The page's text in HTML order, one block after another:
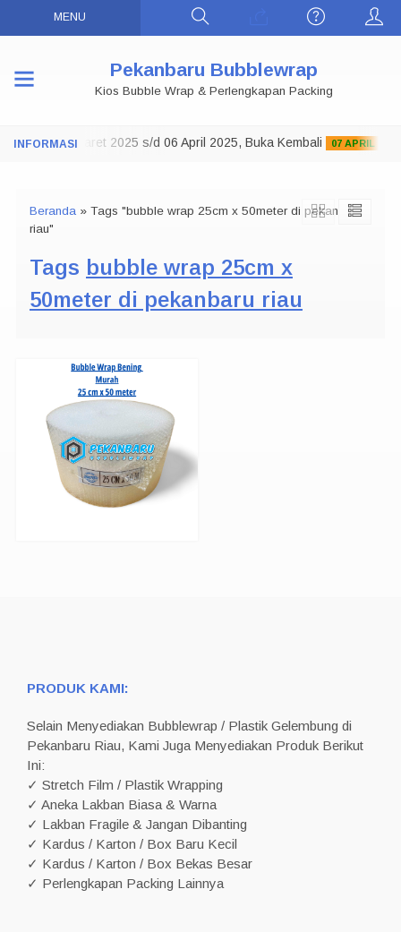
MENU
Pekanbaru Bubblewrap
Kios Bubble Wrap & Perlengkapan Packing
Tutup 29 Maret 2025 s/d 06 April 2025, Buka Kembali 07 APRIL 2025
Beranda » Tags "bubble wrap 25cm x 50meter di pekanbaru
riau"
Tags bubble wrap 25cm x
50meter di pekanbaru riau
PRODUK KAMI:
Selain Menyediakan Bubblewrap / Plastik Gelembung di
Pekanbaru Riau, Kami Juga Menyediakan Produk Berikut
Ini:
✓ Stretch Film / Plastik Wrapping
✓ Aneka Lakban Biasa & Warna
✓ Lakban Fragile & Jangan Dibanting
✓ Kardus / Karton / Box Baru Kecil
✓ Kardus / Karton / Box Bekas Besar
✓ Perlengkapan Packing Lainnya